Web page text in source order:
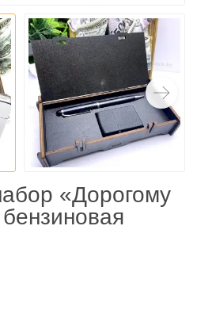
«Дорогому